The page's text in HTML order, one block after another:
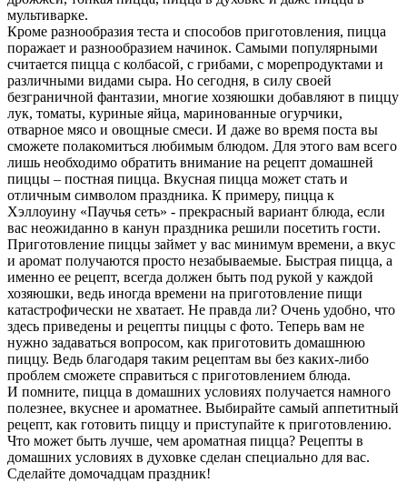
мультиварке.
Кроме разнообразия теста и способов приготовления, пицца
поражает и разнообразием начинок. Самыми популярными
считается пицца с колбасой, с грибами, с морепродуктами и
различными видами сыра. Но сегодня, в силу своей
безграничной фантазии, многие хозяюшки добавляют в пиццу
лук, томаты, куриные яйца, маринованные огурчики,
отварное мясо и овощные смеси. И даже во время поста вы
сможете полакомиться любимым блюдом. Для этого вам всего
лишь необходимо обратить внимание на рецепт домашней
пиццы – постная пицца. Вкусная пицца может стать и
отличным символом праздника. К примеру, пицца к
Хэллоуину «Паучья сеть» - прекрасный вариант блюда, если
вас неожиданно в канун праздника решили посетить гости.
Приготовление пиццы займет у вас минимум времени, а вкус
и аромат получаются просто незабываемые. Быстрая пицца, а
именно ее рецепт, всегда должен быть под рукой у каждой
хозяюшки, ведь иногда времени на приготовление пищи
катастрофически не хватает. Не правда ли? Очень удобно, что
здесь приведены и рецепты пиццы с фото. Теперь вам не
нужно задаваться вопросом, как приготовить домашнюю
пиццу. Ведь благодаря таким рецептам вы без каких-либо
проблем сможете справиться с приготовлением блюда.
И помните, пицца в домашних условиях получается намного
полезнее, вкуснее и ароматнее. Выбирайте самый аппетитный
рецепт, как готовить пиццу и приступайте к приготовлению.
Что может быть лучше, чем ароматная пицца? Рецепты в
домашних условиях в духовке сделан специально для вас.
Сделайте домочадцам праздник!